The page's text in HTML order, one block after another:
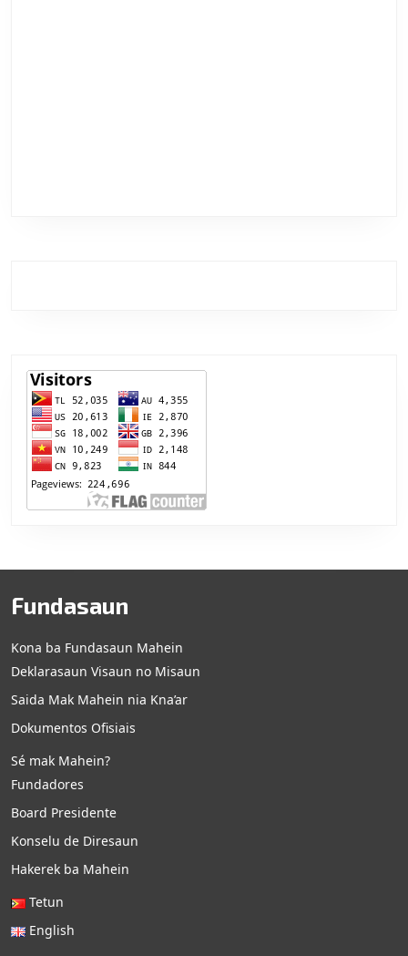
Fundasaun
Kona ba Fundasaun Mahein
Deklarasaun Visaun no Misaun
Saida Mak Mahein nia Kna’ar
Dokumentos Ofisiais
Sé mak Mahein?
Fundadores
Board Presidente
Konselu de Diresaun
Hakerek ba Mahein
Tetun
English